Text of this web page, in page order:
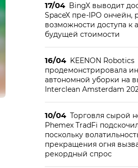
17/04 BingX выводит
SpaceX пре-IPO ончейн,
возможности доступа к
будущей стоимости
16/04 KEENON Robotics
продемонстрировала
автономной уборки на
Interclean Amsterdam
10/04 Торговля сырой
Phemex TradFi
поскольку
прекращения огня
рекордный спрос